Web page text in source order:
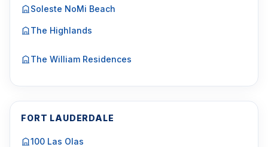
Soleste NoMi Beach
The Highlands
The William Residences
FORT LAUDERDALE
100 Las Olas